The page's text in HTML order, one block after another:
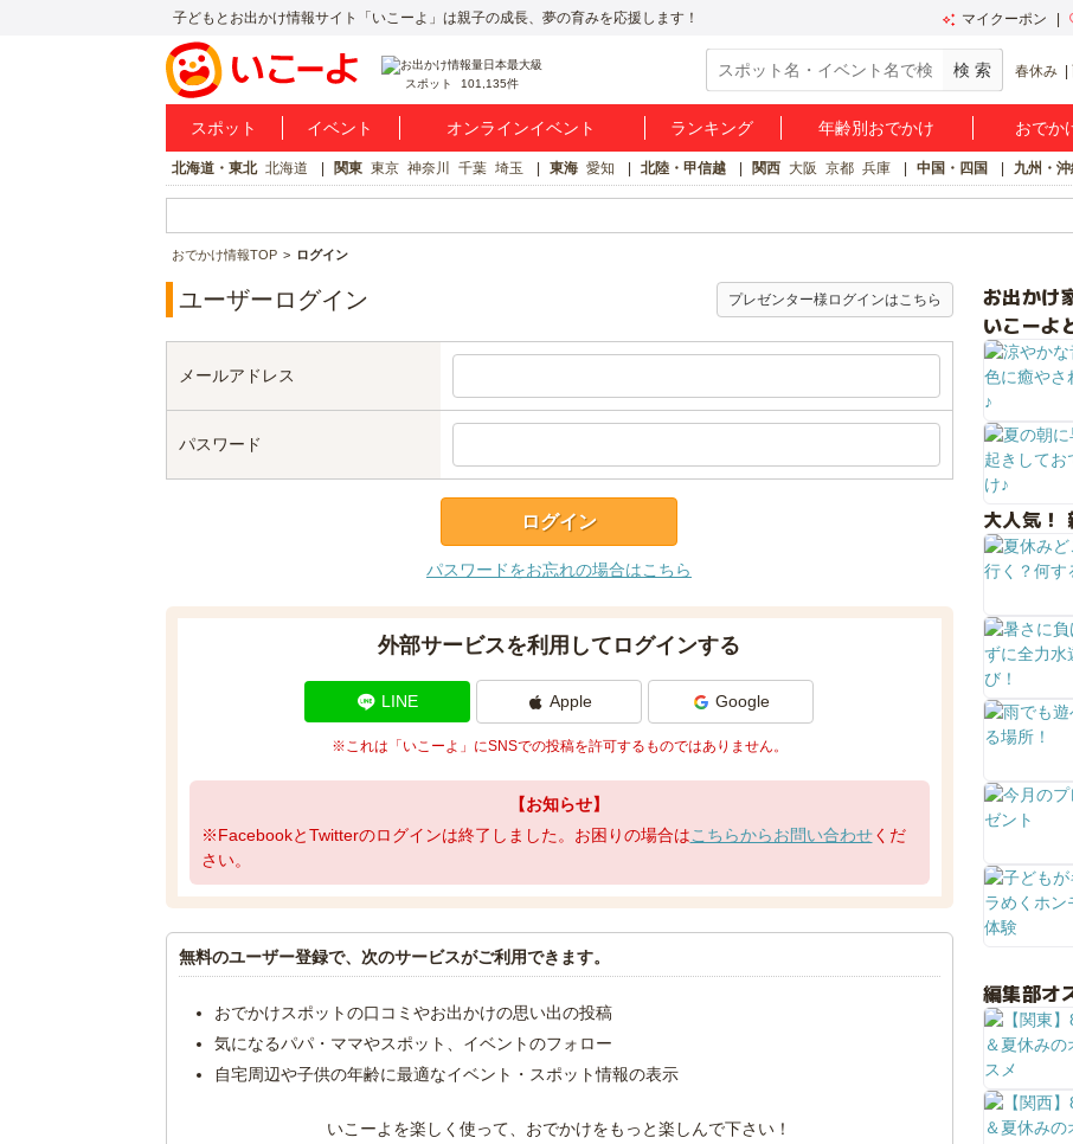
子どもとお出かけ情報サイト「いこーよ」は親子の成長、夢の育みを応援します！ マイクーポン
スポット 101,135件
春休み
スポット イベント オンラインイベント ランキング 年齢別おでかけ おでか
北海道・東北 北海道 関東 東京 神奈川 千葉 埼玉 東海 愛知 北陸・甲信越 関西 大阪 京都 兵庫 中国・四国 九州・沖
おでかけ情報TOP ログイン
ユーザーログイン プレゼンター様ログインはこちら
メールアドレス
パスワード
パスワードをお忘れの場合はこちら
外部サービスを利用してログインする
LINE Apple Google
※これは「いこーよ」にSNSでの投稿を許可するものではありません。
【お知らせ】
※FacebookとTwitterのログインは終了しました。お困りの場合はこちらからお問い合わせくだ
さい。
無料のユーザー登録で、次のサービスがご利用できます。
おでかけスポットの口コミやお出かけの思い出の投稿
気になるパパ・ママやスポット、イベントのフォロー
自宅周辺や子供の年齢に最適なイベント・スポット情報の表示
いこーよを楽しく使って、おでかけをもっと楽しんで下さい！
お出かけ
いこーよ
大人気！
編集部オ